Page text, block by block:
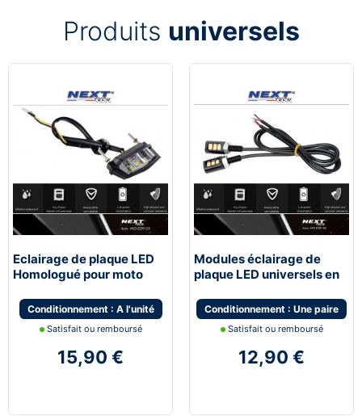
Produits universels
Eclairage de plaque LED
Homologué pour moto
Conditionnement : A l'unité
Satisfait ou remboursé
15,90 €
Modules éclairage de
plaque LED universels en
Conditionnement : Une paire
Satisfait ou remboursé
12,90 €